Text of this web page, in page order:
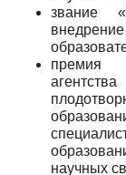
звание
премия
научных